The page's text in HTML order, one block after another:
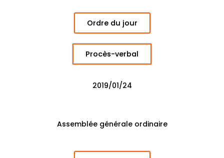
Ordre du jour
Procès-verbal
2019/01/24
Assemblée générale ordinaire